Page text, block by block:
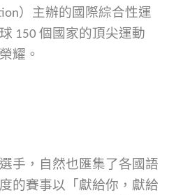
）主辦的國際綜合性運
150 個國家的頂尖運動
耀。
手，自然也匯集了各國語
的賽事以「獻給你，獻給